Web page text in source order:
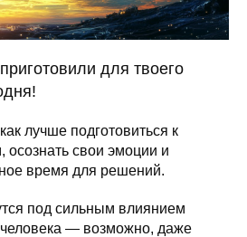
для твоего
лучше подготовиться к
свои эмоции и
время для решений.
под сильным влиянием
человека — возможно, даже